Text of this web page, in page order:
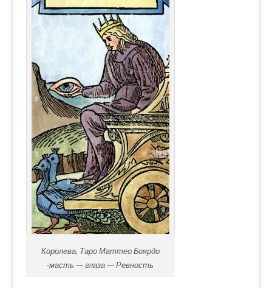
Королева, Таро Маттео Боярдо
-масть — глаза — Ревность